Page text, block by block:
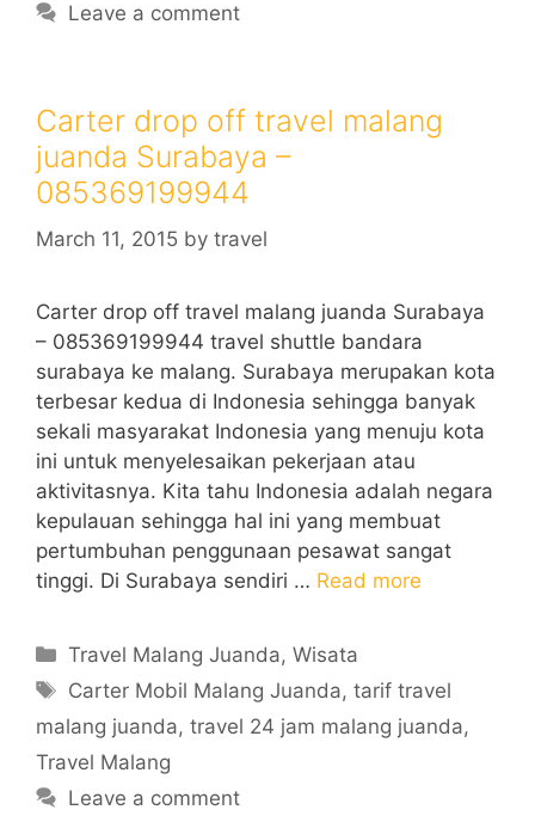
Leave a comment
Carter drop off travel malang
juanda Surabaya –
085369199944
March 11, 2015 by travel
Carter drop off travel malang juanda Surabaya
– 085369199944 travel shuttle bandara
surabaya ke malang. Surabaya merupakan kota
terbesar kedua di Indonesia sehingga banyak
sekali masyarakat Indonesia yang menuju kota
ini untuk menyelesaikan pekerjaan atau
aktivitasnya. Kita tahu Indonesia adalah negara
kepulauan sehingga hal ini yang membuat
pertumbuhan penggunaan pesawat sangat
tinggi. Di Surabaya sendiri … Read more
Categories
Travel Malang Juanda,Wisata
Tags
Carter Mobil Malang Juanda,tarif travel
malang juanda, travel 24 jam malang juanda,
Travel Malang
Leave a comment